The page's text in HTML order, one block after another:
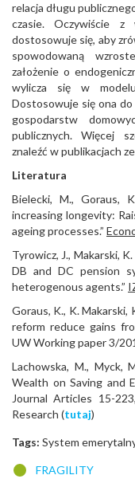
relacja długu
czasie. Oczywiście
dostosowuje się, aby
spowodowaną
założenie o
wylicza się w
Dostosowuje się ona do
gospodarstw
publicznych. Więcej
znaleźć w publikacjach
Literatura
Bielecki, M., Goraus,
increasing longevity:
ageing processes.”
Tyrowicz, J., Makarski,
DB and DC pension
heterogenous agents.”
Goraus, K., K. Makarski,
reform reduce gains
UW Working paper 3/
Lachowska, M., Myck,
Wealth on Saving and
Journal Articles 15-
Research (tutaj)
Tags: System
FRAGILITY